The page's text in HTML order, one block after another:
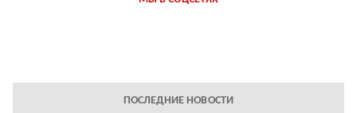
ПОСЛЕДНИЕ НОВОСТИ